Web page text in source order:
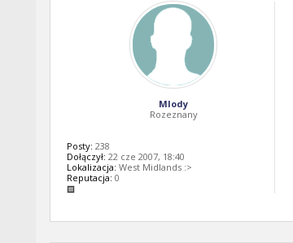
Mlody
Rozeznany
Posty: 238
Dołączył: 22 cze 2007, 18:40
Lokalizacja: West Midlands :>
Reputacja: 0